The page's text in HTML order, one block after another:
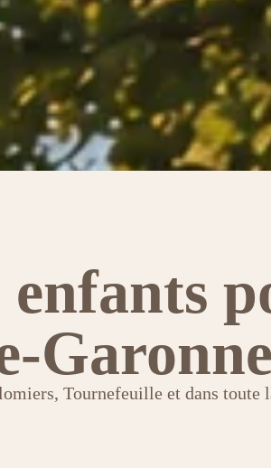
Garonne
Tournefeuille et dans toute